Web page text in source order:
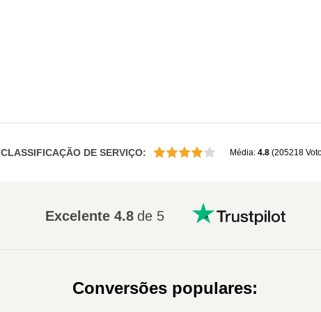
CLASSIFICAÇÃO DE SERVIÇO: Média: 4.8 (205218
Excelente4.8 de 5
Conversões populares: